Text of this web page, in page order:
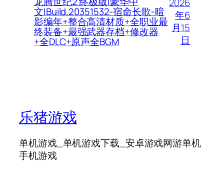
文|Build.20351532-宿命长歌-暗
影编年+整合高清材质+全职业最
终装备+最强武器存档+修改器
+全DLC+原声全BGM
年6
月15
日
乐猪游戏
单机游戏_单机游戏下载_安卓游戏网游单机
手机游戏